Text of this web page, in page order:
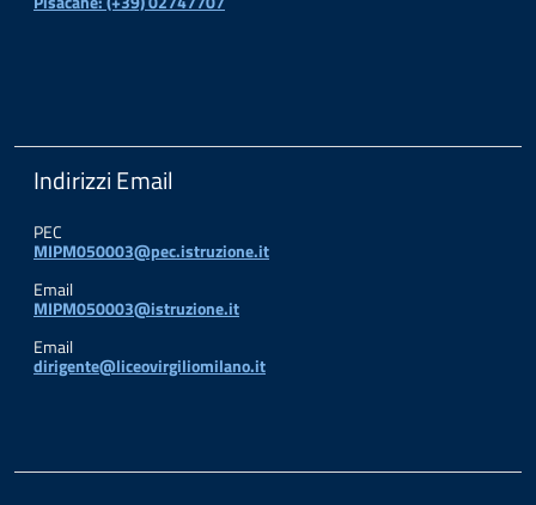
Indirizzi Email
PEC
MIPM050003@pec.istruzione.it
Email
MIPM050003@istruzione.it
Email
dirigente@liceovirgiliomilano.it